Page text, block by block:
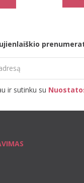
ir sutinku su